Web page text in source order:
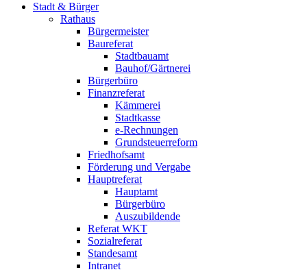
Stadt & Bürger
Rathaus
Bürgermeister
Baureferat
Stadtbauamt
Bauhof/Gärtnerei
Bürgerbüro
Finanzreferat
Kämmerei
Stadtkasse
e-Rechnungen
Grundsteuerreform
Friedhofsamt
Förderung und Vergabe
Hauptreferat
Hauptamt
Bürgerbüro
Auszubildende
Referat WKT
Sozialreferat
Standesamt
Intranet